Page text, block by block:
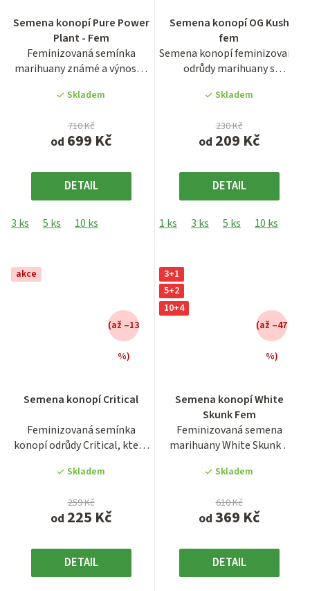
Semena konopí Pure Power
Plant - Fem
Feminizovaná semínka
marihuany známé a výnosné
hodnocení
produktu
je
3,2
z
hvězdiček.
Skladem
od 699 Kč
710 Kč
DETAIL
3 ks 5 ks 10 ks
Semena konopí OG Kush
fem
Semena konopí feminizované
odrůdy marihuany s
jménem OG...
hodnocení
produktu
je
3,8
z
hvězdiček.
Skladem
od 209 Kč
230 Kč
DETAIL
1 ks 3 ks 5 ks 10 ks
akce
Semena konopí Critical
Feminizovaná semínka
konopí odrůdy Critical, která
hodnocení
je
3,9
z
hvězdiček.
Skladem
od 225 Kč
259 Kč
(až –13
%)
DETAIL
3+1
5+2
10+4
Semena konopí White
Skunk Fem
Feminizovaná semena
marihuany White Skunk z
hodnocení
produktu
je
3,8
z
hvězdiček.
Skladem
od 369 Kč
610 Kč
(až –47
%)
DETAIL